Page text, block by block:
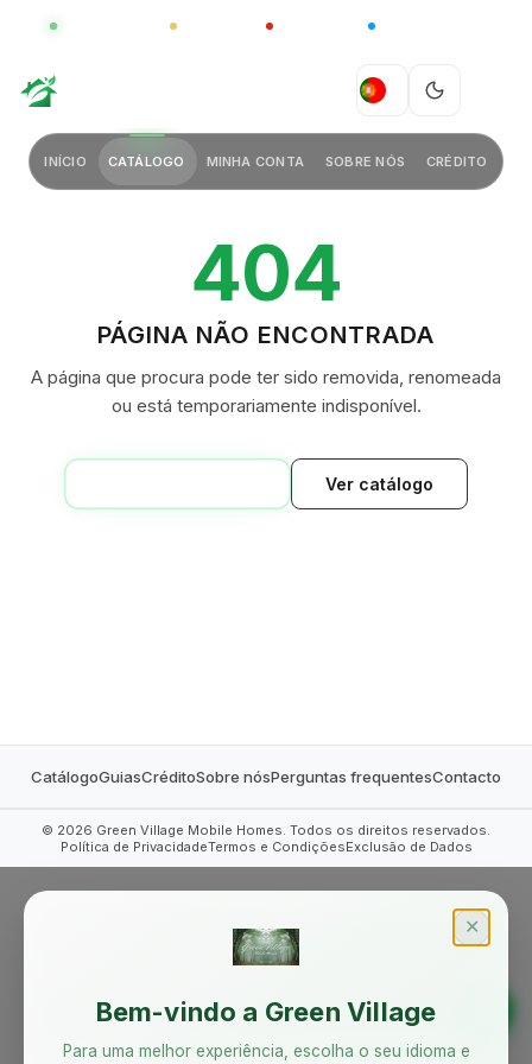
GLOBAL CHINA
PT
INÍCIO CATÁLOGO MINHA CONTA SOBRE NÓS CRÉDITO
404
PÁGINA NÃO ENCONTRADA
A página que procura pode ter sido removida, renomeada
ou está temporariamente indisponível.
Ver catálogo
CatálogoGuiasCréditoSobre nósPerguntas frequentesContacto
© 2026 Green Village Mobile Homes. Todos os direitos reservados.
Política de PrivacidadeTermos e CondiçõesExclusão de Dados
✕
Bem-vindo a Green Village
Para uma melhor experiência, escolha o seu idioma e